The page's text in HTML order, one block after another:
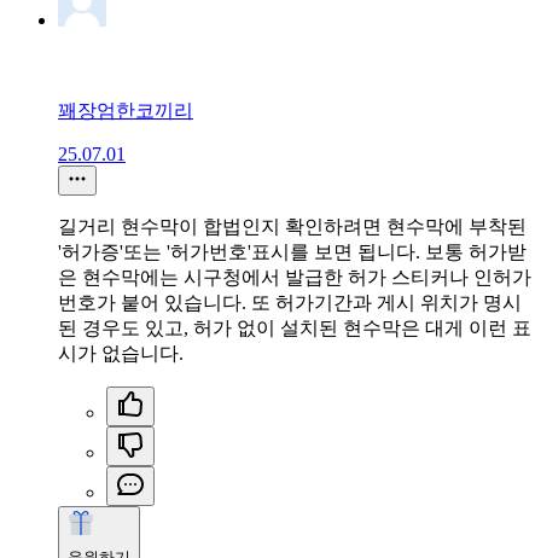
꽤장엄한코끼리
25.07.01
길거리 현수막이 합법인지 확인하려면 현수막에 부착된
'허가증'또는 '허가번호'표시를 보면 됩니다. 보통 허가받
은 현수막에는 시구청에서 발급한 허가 스티커나 인허가
번호가 붙어 있습니다. 또 허가기간과 게시 위치가 명시
된 경우도 있고, 허가 없이 설치된 현수막은 대게 이런 표
시가 없습니다.